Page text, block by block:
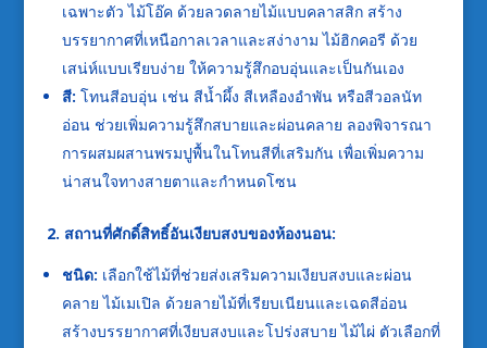
เฉพาะตัว ไม้โอ๊ค ด้วยลวดลายไม้แบบคลาสสิก สร้าง
บรรยากาศที่เหนือกาลเวลาและสง่างาม ไม้ฮิกคอรี ด้วย
เสน่ห์แบบเรียบง่าย ให้ความรู้สึกอบอุ่นและเป็นกันเอง
สี: โทนสีอบอุ่น เช่น สีน้ำผึ้ง สีเหลืองอำพัน หรือสีวอลนัท
อ่อน ช่วยเพิ่มความรู้สึกสบายและผ่อนคลาย ลองพิจารณา
การผสมผสานพรมปูพื้นในโทนสีที่เสริมกัน เพื่อเพิ่มความ
น่าสนใจทางสายตาและกำหนดโซน
2. สถานที่ศักดิ์สิทธิ์อันเงียบสงบของห้องนอน:
ชนิด: เลือกใช้ไม้ที่ช่วยส่งเสริมความเงียบสงบและผ่อน
คลาย ไม้เมเปิล ด้วยลายไม้ที่เรียบเนียนและเฉดสีอ่อน
สร้างบรรยากาศที่เงียบสงบและโปร่งสบาย ไม้ไผ่ ตัวเลือกที่